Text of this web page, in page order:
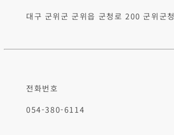
대구 군위군 군위읍 군청로 200 군위군청
전화번호
054-380-6114